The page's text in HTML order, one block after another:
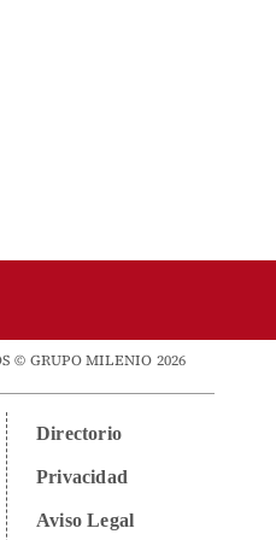
© GRUPO MILENIO 2026
Directorio
Privacidad
Aviso Legal